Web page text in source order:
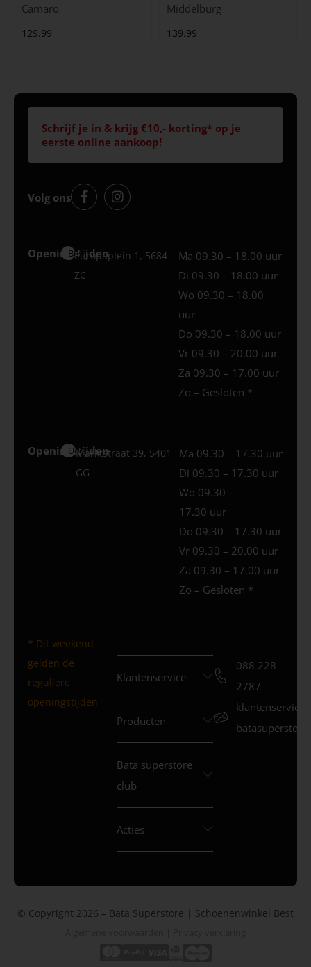
Camaro
129.99
Middelburg
139.99
Schrijf je in & krijg €10,- korting* op je
eerste online aankoop!
Volg ons
Openingstijden
Best
Europaplein 1, 5684
ZC
Ma 09.30 – 18.00 uur
Di 09.30 – 18.00 uur
Wo 09.30 – 18.00
uur
Do 09.30 – 18.00 uur
Vr 09.30 – 20.00 uur
Za 09.30 – 17.00 uur
Zo – Gesloten *
Openingstijden
Uden
Marktstraat 39, 5401
GG
Ma 09.30 – 17.30 uur
Di 09.30 – 17.30 uur
Wo 09.30 –
17.30 uur
Do 09.30 – 17.30 uur
Vr 09.30 – 20.00 uur
Za 09.30 – 17.00 uur
Zo – Gesloten *
* Dit weekend
gelden de
reguliere
openingstijden
Klantenservice
Producten
Bata superstore
club
Acties
088 228
2787
© Copyright 2026 – Bata Superstore | Schoenenwinkel Best